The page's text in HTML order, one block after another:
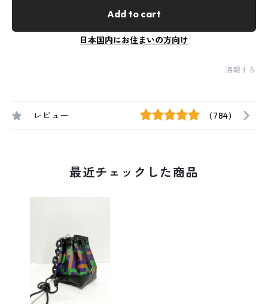
Add to cart
日本国内にお住まいの方向け
通報する
レビュー (784)
最近チェックした商品